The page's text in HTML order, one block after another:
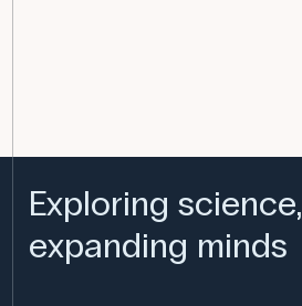
Exploring science,
expanding minds